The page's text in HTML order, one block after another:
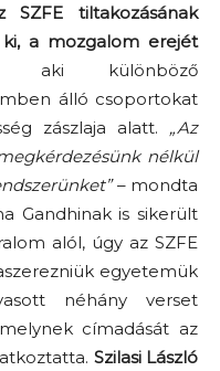
tiltakozásának
a mozgalom erejét
aki különböző
álló csoportokat
zászlaja alatt. „Az
nélkül
– mondta
Gandhinak is sikerült
alól, úgy az SZFE
egyetemük
néhány verset
címadását az
Szilasi László